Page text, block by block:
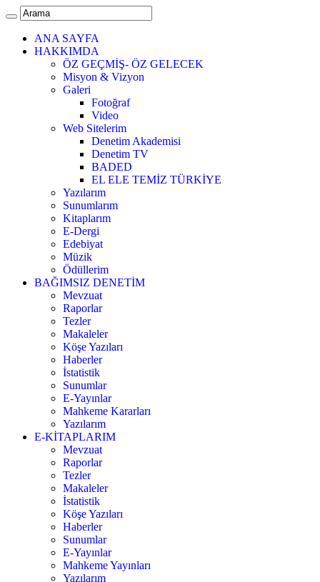
ANA SAYFA
HAKKIMDA
ÖZ GEÇMİŞ- ÖZ GELECEK
Misyon & Vizyon
Galeri
Fotoğraf
Video
Web Sitelerim
Denetim Akademisi
Denetim TV
BADED
EL ELE TEMİZ TÜRKİYE
Yazılarım
Sunumlarım
Kitaplarım
E-Dergi
Edebiyat
Müzik
Ödüllerim
BAĞIMSIZ DENETİM
Mevzuat
Raporlar
Tezler
Makaleler
Köşe Yazıları
Haberler
İstatistik
Sunumlar
E-Yayınlar
Mahkeme Kararları
Yazılarım
E-KİTAPLARIM
Mevzuat
Raporlar
Tezler
Makaleler
İstatistik
Köşe Yazıları
Haberler
Sunumlar
E-Yayınlar
Mahkeme Yayınları
Yazılarım